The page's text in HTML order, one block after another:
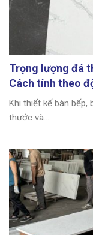
Trọng lượng đá
Cách tính theo
Khi thiết kế bàn bếp,
thước và...